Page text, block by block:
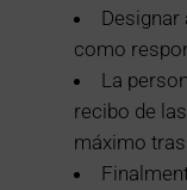
Designar
como
La
recibo de
máximo